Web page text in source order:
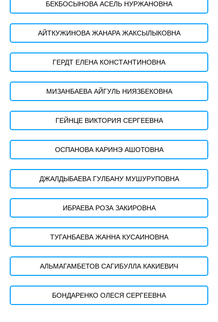
БЕКБОСЫНОВА АСЕЛЬ НУРЖАНОВНА
АЙТКУЖИНОВА ЖАНАРА ЖАКСЫЛЫКОВНА
ГЕРДТ ЕЛЕНА КОНСТАНТИНОВНА
МИЗАНБАЕВА АЙГУЛЬ НИЯЗБЕКОВНА
ГЕЙНЦЕ ВИКТОРИЯ СЕРГЕЕВНА
ОСПАНОВА КАРИНЭ АШОТОВНА
ДЖАЛДЫБАЕВА ГУЛБАНУ МУШУРУПОВНА
ИБРАЕВА РОЗА ЗАКИРОВНА
ТУГАНБАЕВА ЖАННА КУСАИНОВНА
АЛЬМАГАМБЕТОВ САГИБУЛЛА КАКИЕВИЧ
БОНДАРЕНКО ОЛЕСЯ СЕРГЕЕВНА